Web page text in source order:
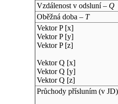
Vzdálenost v odsluní – Q
Oběžná doba – T
Vektor P [x]
Vektor P [y]
Vektor P [z]
Vektor Q [x]
Vektor Q [y]
Vektor Q [z]
Průchody přísluním (v JD)